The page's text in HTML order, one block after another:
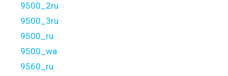
9500_2ru
9500_3ru
9500_ru
9500_wa
9560_ru